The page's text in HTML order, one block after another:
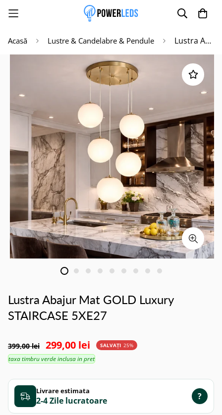
Acasă Lustre & Candelabre & Pendule Lustra Abajur Mat GOLD Luxury STAIRCASE 5XE27
Lustra Abajur Mat GOLD Luxury
STAIRCASE 5XE27
399,00 lei 299,00 lei SALVAȚI 25%
taxa timbru verde inclusa in pret
Livrare estimata
2-4 Zile ?
Activează notificările